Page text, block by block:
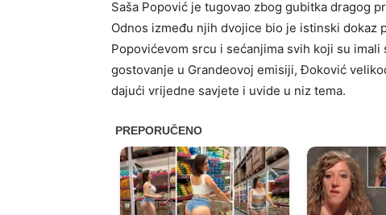
Saša Popović je tugovao zbog gubitka dragog
Odnos između njih dvojice bio je istinski dokaz
Popovićevom srcu i sećanjima svih koji su
gostovanje u Grandeovoj emisiji, Đoković
dajući vrijedne savjete i uvide u niz tema.